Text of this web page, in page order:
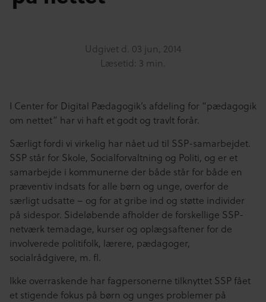
Udgivet d. 03 jun, 2014
Læsetid: 3 min.
I Center for Digital Pædagogik’s afdeling for “pædagogik
om nettet” har vi haft et godt og travlt forår.
Særligt fordi vi virkelig har nået ud til SSP-samarbejdet.
SSP står for Skole, Socialforvaltning og Politi, og er et
samarbejde i kommunerne der både står for både en
præventiv indsats for alle børn og unge, overfor de
særligt udsatte – og for at gribe ind og støtte individer
på sidespor. Sideløbende afholder de forskellige SSP-
netværk temadage, kurser og oplægsaftener for de
involverede politifolk, lærere, pædagoger,
socialrådgivere, m. fl.
Ikke overraskende har fagpersonerne tilknyttet SSP fået
et stigende fokus på børn og unges problemer på